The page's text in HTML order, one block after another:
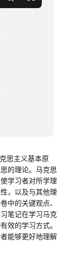
思主义基本原
的理论。马克思
学习者对所学理
，以及与其他理
中的关键观点、
笔记在学习马克
效的学习方式。
能够更好地理解